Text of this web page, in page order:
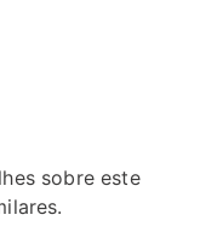
sobre este